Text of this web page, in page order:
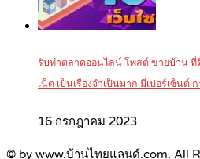
รับทำตลาดออนไลน์ โพสต์ ขายบ้าน
เน็ต เป็นเรื่องจำเป็นมาก มีเปอร์เซ็นต์
16 กรกฎาคม 2023
© by www.บ้านไทยแลนด์.com. All